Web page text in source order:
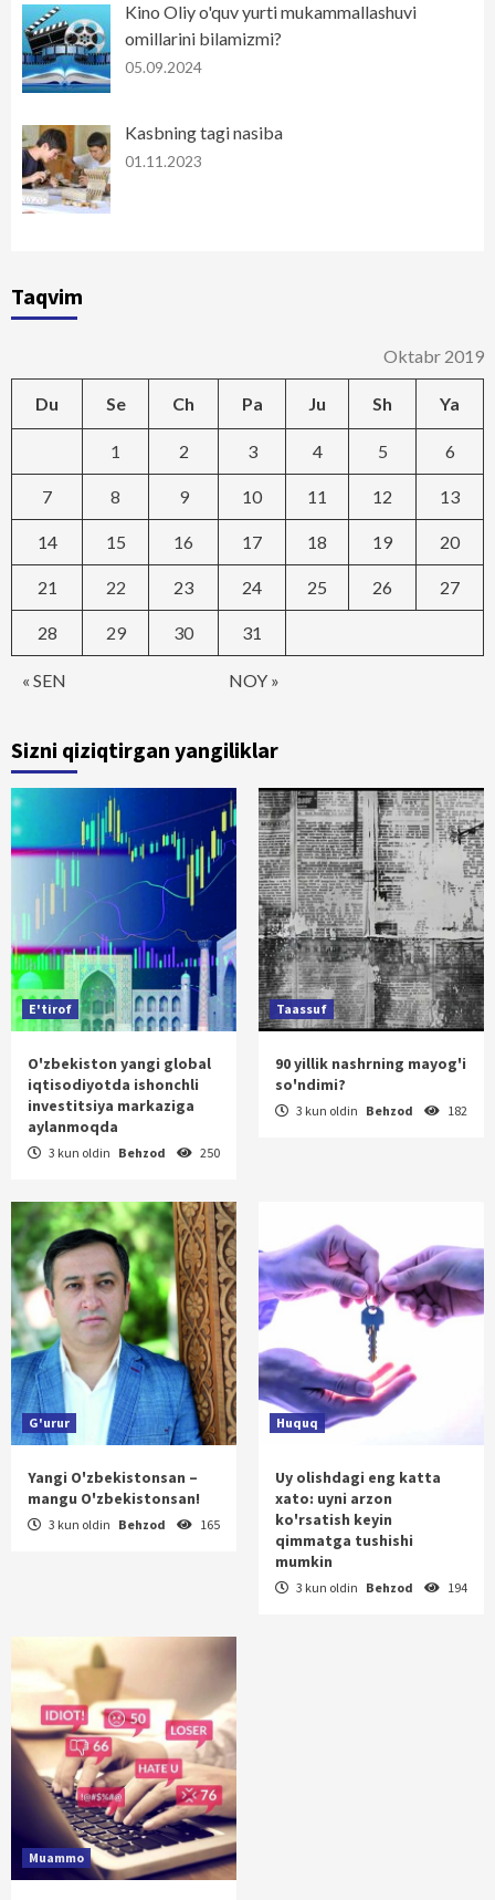
Kino Oliy o'quv yurti mukammallashuvi
omillarini bilamizmi?
05.09.2024
Kasbning tagi nasiba
01.11.2023
Taqvim
Oktabr 2019
Du Se Ch Pa Ju Sh Ya
« SEN NOY »
1 2 3 4 5 6
7 8 9 10 11 12 13
14 15 16 17 18 19 20
21 22 23 24 25 26 27
28 29 30 31
Sizni qiziqtirgan yangiliklar
E'tirof
O'zbekiston yangi global
iqtisodiyotda ishonchli
investitsiya markaziga
aylanmoqda
3 kun oldin Behzod 250
Taassuf
90 yillik nashrning mayog'i
so'ndimi?
3 kun oldin Behzod 182
G'urur
Yangi O'zbekistonsan –
mangu O'zbekistonsan!
3 kun oldin Behzod 165
Huquq
Uy olishdagi eng katta
xato: uyni arzon
ko'rsatish keyin
qimmatga tushishi
mumkin
3 kun oldin Behzod 194
Muammo